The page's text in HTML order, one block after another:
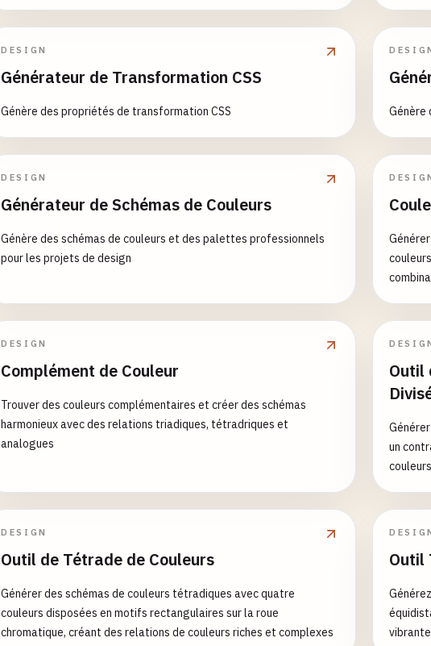
DESIGN
Générateur de Transformation CSS
Génère des propriétés de transformation CSS Génère
DESIGN
Générateur de Schémas de Couleurs
Génère des schémas de couleurs et des palettes professionnels
pour les projets de design
DESIGN
Complément de Couleur
Trouver des couleurs complémentaires et créer des schémas
harmonieux avec des relations triadiques, tétradriques et
analogues
Outil
un
DESIGN
Outil de Tétrade de Couleurs
Générer des schémas de couleurs tétradiques avec quatre
couleurs disposées en motifs rectangulaires sur la roue
chromatique, créant des relations de couleurs riches et complexes
Outil